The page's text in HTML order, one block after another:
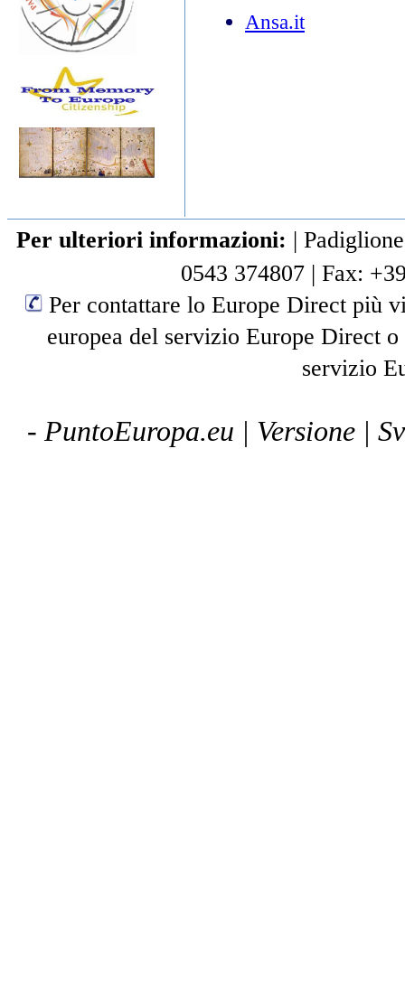
Ansa.it
Per ulteriori informazioni: |
0543 374807 | Fax:
Per contattare lo Europe Direct più
europea del servizio Europe Direct
servizio
- PuntoEuropa.eu | Versione |